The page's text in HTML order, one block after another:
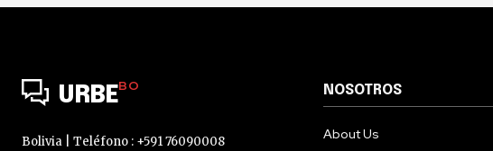
URBEBO
Bolivia | Teléfono : +591 76090008
NOSOTROS
About Us